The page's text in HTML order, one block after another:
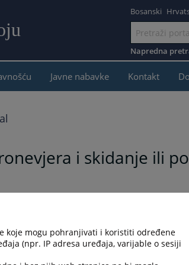
sadržaj
Bosanski
Napredna
Javne nabavke Kontakt
i skidanje ili
nevinosti. Svako se smatra nevinim dok se
koje mogu pohranjivati i koristiti određene
(npr. IP adresa uređaja, varijable o sesiji